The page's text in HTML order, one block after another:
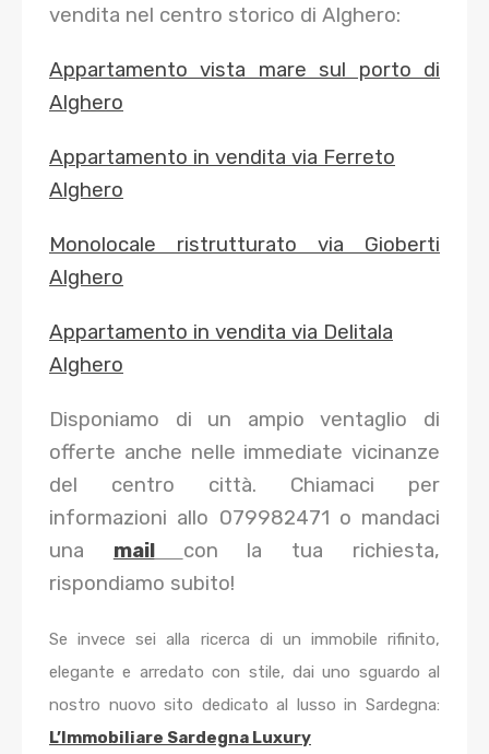
vendita nel centro storico di Alghero:
Appartamento vista mare sul porto di
Alghero
Appartamento in vendita via Ferreto
Alghero
Monolocale ristrutturato via Gioberti
Alghero
Appartamento in vendita via Delitala
Alghero
Disponiamo di un ampio ventaglio di
offerte anche nelle immediate vicinanze
del centro città. Chiamaci per
informazioni allo 079982471 o mandaci
una mail
con la tua richiesta,
rispondiamo subito!
Se invece sei alla ricerca di un immobile rifinito,
elegante e arredato con stile, dai uno sguardo al
nostro nuovo sito dedicato al lusso in Sardegna:
L’Immobiliare Sardegna Luxury